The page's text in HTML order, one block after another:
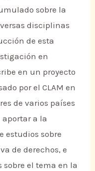
sobre la
disciplinas
de esta
en
en un proyecto
por el CLAM en
de varios países
a la
estudios sobre
de derechos, e
el tema en la